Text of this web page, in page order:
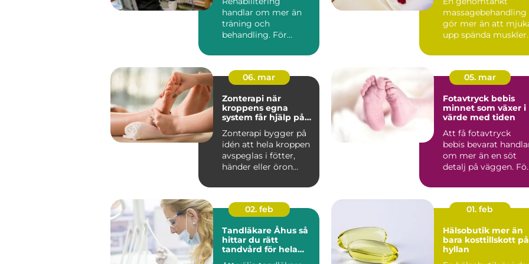
handlar om mer än
träning och
behandling. För
rehab vägen tillbaka...
hela kroppen
massagebehandling
gör mer än att
upp spända muskler.
stressnivåer,...
06. mar
Zonterapi när
kroppens egna
system får hjälp på
Zonterapi bygger på
idén att hela kroppen
avspeglas i fötter,
händer eller öron
05. mar
Fotavtryck bebis
minnet som växer i
värde med tiden
Att få fotavtryck
bebis bevarat
om mer än en söt
detalj på väggen. För
02. feb
Tandläkare Åhus så
hittar du rätt
tandvård för hela
01. feb
Hälsobutik mer än
bara kosttillskott på
hyllan